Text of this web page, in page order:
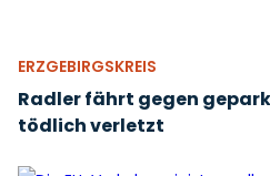
ERZGEBIRGSKREIS
Radler fährt gegen
tödlich verletzt